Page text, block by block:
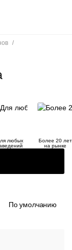
/
любых
Более 20 лет
на рынке
По умолчанию